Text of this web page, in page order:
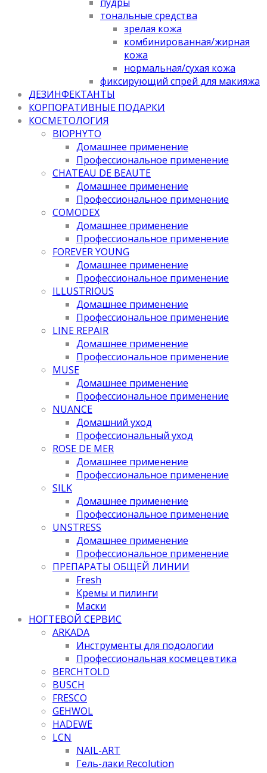
тональные средства
зрелая кожа
комбинированная/жирная
кожа
нормальная/cухая кожа
фиксирующий спрей для макияжа
ДЕЗИНФЕКТАНТЫ
КОРПОРАТИВНЫЕ ПОДАРКИ
КОСМЕТОЛОГИЯ
BIOPHYTO
Домашнее применение
Профессиональное применение
CHATEAU DE BEAUTE
Домашнее применение
Профессиональное применение
COMODEX
Домашнее применение
Профессиональное применение
FOREVER YOUNG
Домашнее применение
Профессиональное применение
ILLUSTRIOUS
Домашнее применение
Профессиональное применение
LINE REPAIR
Домашнее применение
Профессиональное применение
MUSE
Домашнее применение
Профессиональное применение
NUANCE
Домашний уход
Профессиональный уход
ROSE DE MER
Домашнее применение
Профессиональное применение
SILK
Домашнее применение
Профессиональное применение
UNSTRESS
Домашнее применение
Профессиональное применение
ПРЕПАРАТЫ ОБЩЕЙ ЛИНИИ
Fresh
Кремы и пилинги
Маски
НОГТЕВОЙ СЕРВИС
ARKADA
Инструменты для подологии
Профессиональная космецевтика
BERCHTOLD
BUSCH
FRESCO
GEHWOL
HADEWE
LCN
NAIL-ART
Гель-лаки Recolution